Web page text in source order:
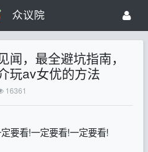
众议院
闻，最全避坑指南，
玩av女优的方法
16361
要看!一定要看!一定要看!